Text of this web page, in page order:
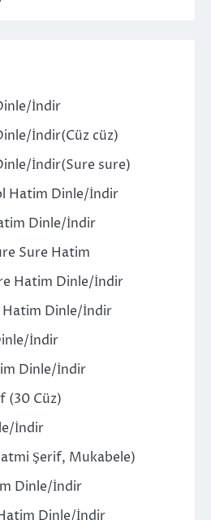
İndir
İndir(Cüz cüz)
İndir(Sure sure)
Hatim Dinle/İndir
Dinle/İndir
Sure Hatim
Hatim Dinle/İndir
Hatim Dinle/İndir
İndir
Dinle/İndir
(30 Cüz)
İndir
Şerif, Mukabele)
Dinle/İndir
Dinle/İndir